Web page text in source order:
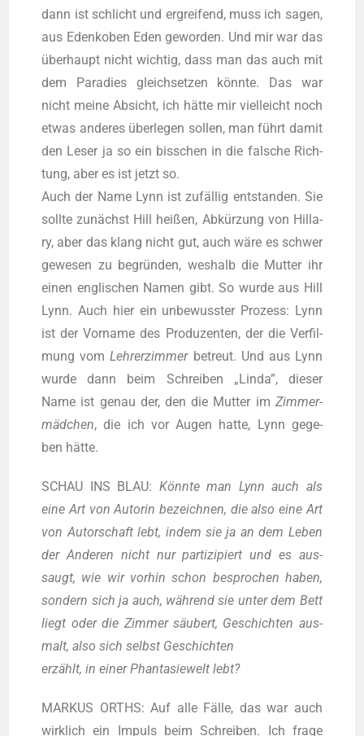
dann ist schlicht und ergrei­fend, muss ich sagen,
aus Edenk­o­ben Eden gewor­den. Und mir war das
über­haupt nicht wich­tig, dass man das auch mit
dem Para­dies gleich­set­zen könn­te. Das war
nicht mei­ne Absicht, ich hät­te mir viel­leicht noch
etwas ande­res über­le­gen sol­len, man führt damit
den Leser ja so ein biss­chen in die fal­sche Rich­
tung, aber es ist jetzt so.
Auch der Name Lynn ist zufäl­lig ent­stan­den. Sie
soll­te zunächst Hill hei­ßen, Abkür­zung von Hil­la­
ry, aber das klang nicht gut, auch wäre es schwer
gewe­sen zu begrün­den, wes­halb die Mut­ter ihr
einen eng­li­schen Namen gibt. So wur­de aus Hill
Lynn. Auch hier ein unbe­wuss­ter Pro­zess: Lynn
ist der Vor­na­me des Pro­du­zen­ten, der die Ver­fil­
mung vomLeh­rer­zim­merbetreut. Und aus Lynn
wur­de dann beim Schrei­ben „Lin­da”, die­ser
Name ist genau der, den die Mut­ter im Zim­mer­
mäd­chen, die ich vor Augen hat­te, Lynn gege­
ben hätte.
SCHAU INS BLAU: Könn­te man Lynn auch als
eine Art von Autorin bezeich­nen, die also eine Art
von Autor­schaft lebt, indem sie ja an dem Leben
der Ande­ren nicht nur par­ti­zi­piert und es aus­
saugt, wie wir vor­hin schon bespro­chen haben,
son­dern sich ja auch, wäh­rend sie unter dem Bett
liegt oder die Zim­mer säu­bert, Geschich­ten aus­
malt, also sich selbst Geschich­ten
erzählt, in einer Phan­ta­sie­welt lebt?
MARKUS ORTHS: Auf alle Fäl­le, das war auch
wirk­lich ein Impuls beim Schrei­ben. Ich fra­ge